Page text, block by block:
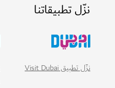
نزّل تطبيقاتنا
نزّل تطبيق Visit Dubai